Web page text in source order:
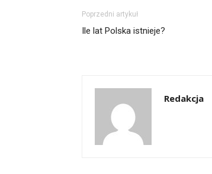
Poprzedni artykuł
Ile lat Polska istnieje?
Redakcja